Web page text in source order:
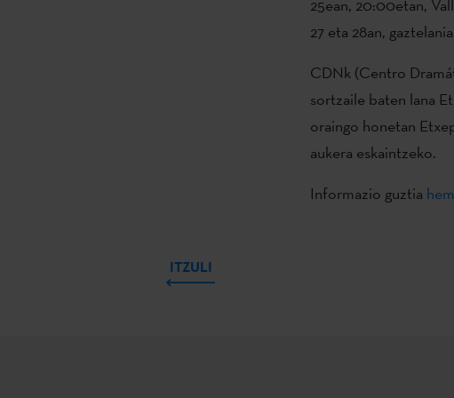
25ean, 20:00etan,
27 eta 28an,
CDNk (Centro
sortzaile baten lana
oraingo honetan
aukera eskaintzeko.
Informazio guztia
ITZULI